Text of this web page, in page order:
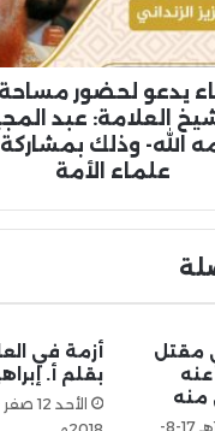
يدعو لحضور مساحة
العلامة: عبد
الله- وذلك
علماء الأمة
مقتل
عنه
منه
الثلاثاء 9 محرم 1443هـ 17-8-
أزمة في
بقلم أ.